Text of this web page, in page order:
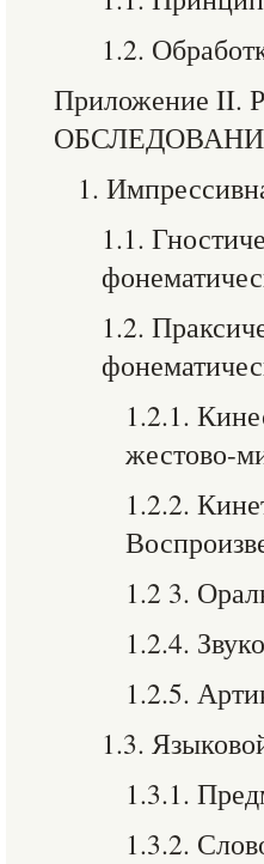
1.2.
Приложение
1.
1.1.
1.2.
1.2.1.
жестово-
1.2.2.
1.2 3.
1.2.4.
1.2.5.
1.3.
1.3.1.
1.3.2.